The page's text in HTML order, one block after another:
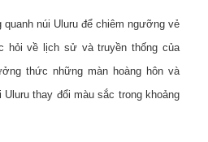
quanh núi Uluru để chiêm ngưỡng vẻ
hỏi về lịch sử và truyền thống của
thức những màn hoàng hôn và
thay đổi màu sắc trong khoảng